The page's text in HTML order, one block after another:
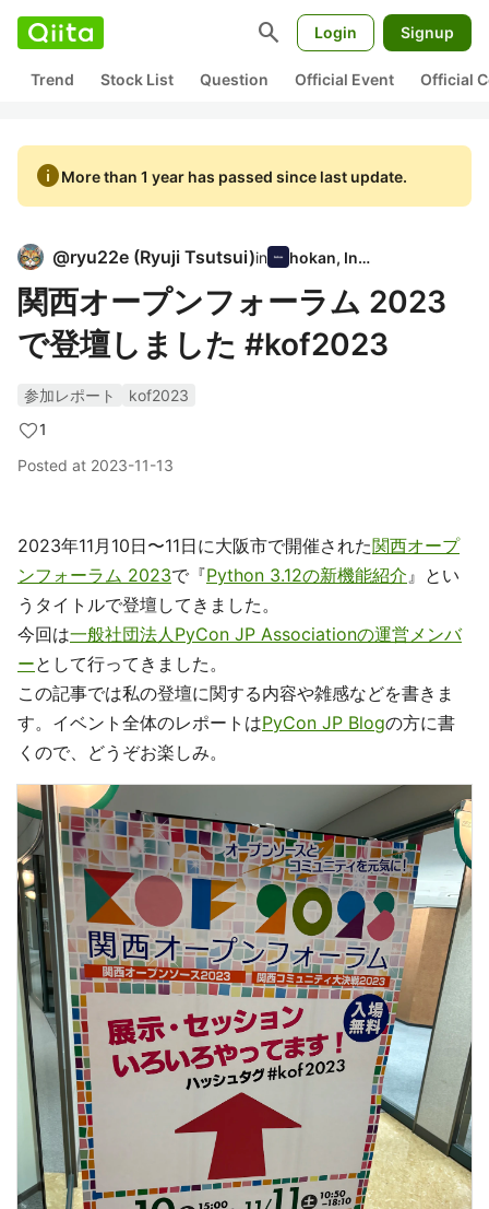
search Login Signup
Trend Stock List Question Official Event Official
infoMore than 1 year has passed since last update.
@ryu22e (Ryuji Tsutsui)in hokan, Inc.
関西オープンフォーラム 2023
で登壇しました #kof2023
参加レポート
kof2023
1
Posted at 2023-11-13
2023年11月10日〜11日に大阪市で開催された関西オープ
ンフォーラム 2023で『Python 3.12の新機能紹介』とい
うタイトルで登壇してきました。
今回は一般社団法人PyCon JP Associationの運営メンバ
ーとして行ってきました。
この記事では私の登壇に関する内容や雑感などを書きま
す。イベント全体のレポートはPyCon JP Blogの方に書
くので、どうぞお楽しみ。